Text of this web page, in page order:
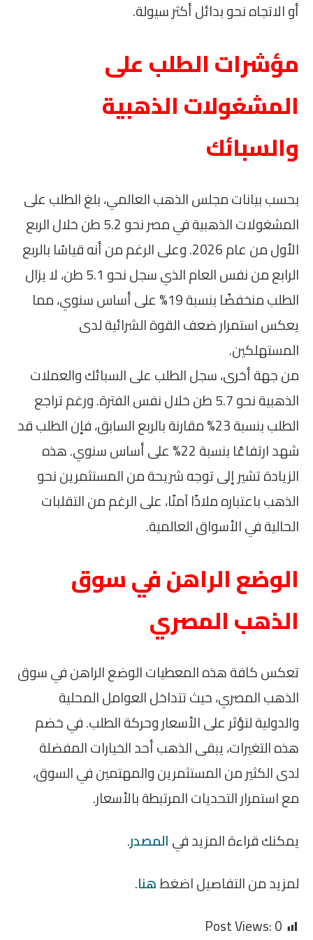
أو الاتجاه نحو بدائل أكثر سيولة.
مؤشرات الطلب على
المشغولات الذهبية
والسبائك
بحسب بيانات مجلس الذهب العالمي، بلغ الطلب على
المشغولات الذهبية في مصر نحو 5.2 طن خلال الربع
الأول من عام 2026. وعلى الرغم من أنه قياسًا بالربع
الرابع من نفس العام الذي سجل نحو 5.1 طن، لا يزال
الطلب منخفضًا بنسبة 19% على أساس سنوي، مما
يعكس استمرار ضعف القوة الشرائية لدى
المستهلكين.
من جهة أخرى، سجل الطلب على السبائك والعملات
الذهبية نحو 5.7 طن خلال نفس الفترة. ورغم تراجع
الطلب بنسبة 23% مقارنة بالربع السابق، فإن الطلب قد
شهد ارتفاعًا بنسبة 22% على أساس سنوي. هذه
الزيادة تشير إلى توجه شريحة من المستثمرين نحو
الذهب باعتباره ملاذًا آمنًا، على الرغم من التقلبات
الحالية في الأسواق العالمية.
الوضع الراهن في سوق
الذهب المصري
تعكس كافة هذه المعطيات الوضع الراهن في سوق
الذهب المصري، حيث تتداخل العوامل المحلية
والدولية لتؤثر على الأسعار وحركة الطلب. في خضم
هذه التغيرات، يبقى الذهب أحد الخيارات المفضلة
لدى الكثير من المستثمرين والمهتمين في السوق،
مع استمرار التحديات المرتبطة بالأسعار.
يمكنك قراءة المزيد فيالمصدر.
لمزيد من التفاصيل اضغطهنا.
Post Views:0